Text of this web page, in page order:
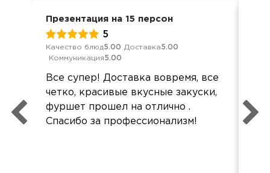
Презентация на 15 персон
5
Качество блюд5.00 Доставка5.00
Коммуникация5.00
Все супер! Доставка вовремя, все
четко, красивые вкусные закуски,
фуршет прошел на отлично .
Спасибо за профессионализм!